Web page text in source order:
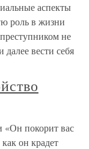
аспекты
роль в жизни
не
далее вести себя
«Он покорит вас
он крадет